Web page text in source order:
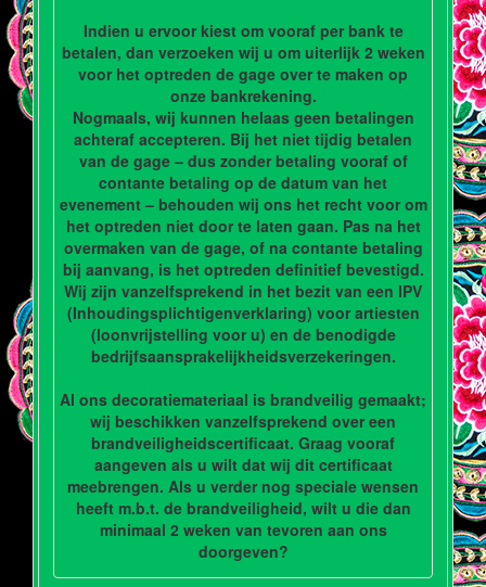
Indien u ervoor kiest om vooraf per bank te
betalen, dan verzoeken wij u om uiterlijk 2 weken
voor het optreden de gage over te maken op
onze bankrekening.
Nogmaals, wij kunnen helaas geen betalingen
achteraf accepteren. Bij het niet tijdig betalen
van de gage – dus zonder betaling vooraf of
contante betaling op de datum van het
evenement – behouden wij ons het recht voor om
het optreden niet door te laten gaan. Pas na het
overmaken van de gage, of na contante betaling
bij aanvang, is het optreden definitief bevestigd.
Wij zijn vanzelfsprekend in het bezit van een IPV
(Inhoudingsplichtigenverklaring) voor artiesten
(loonvrijstelling voor u) en de benodigde
bedrijfsaansprakelijkheidsverzekeringen.
Al ons decoratiemateriaal is brandveilig gemaakt;
wij beschikken vanzelfsprekend over een
brandveiligheidscertificaat. Graag vooraf
aangeven als u wilt dat wij dit certificaat
meebrengen. Als u verder nog speciale wensen
heeft m.b.t. de brandveiligheid, wilt u die dan
minimaal 2 weken van tevoren aan ons
doorgeven?